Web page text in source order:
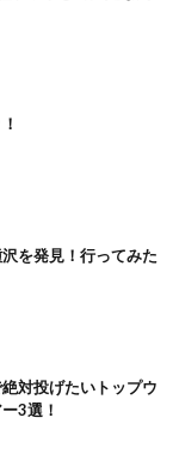
を発見！行ってみた
対投げたいトップウ
3選！